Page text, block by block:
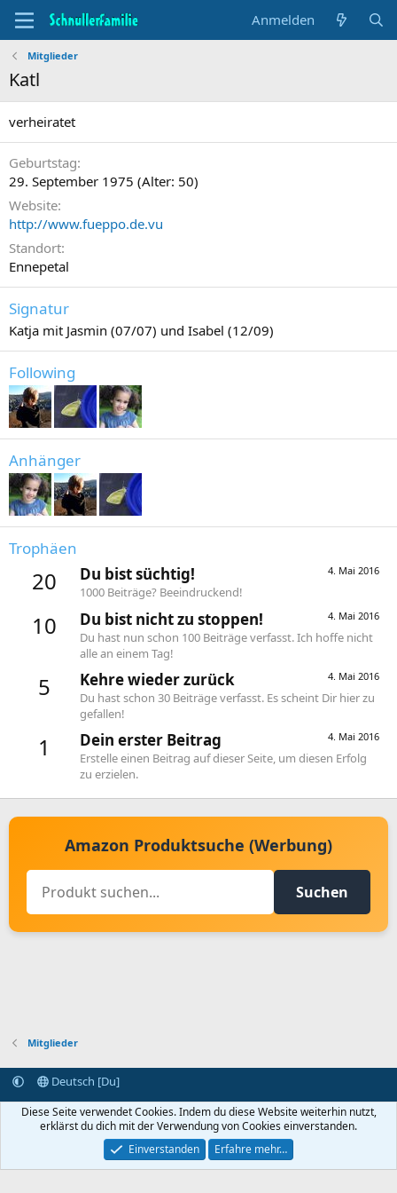
Anmelden
Mitglieder
Katl
verheiratet
Geburtstag
29. September 1975 (Alter: 50)
Website
http://www.fueppo.de.vu
Standort
Ennepetal
Signatur
Katja mit Jasmin (07/07) und Isabel (12/09)
Following
Anhänger
Trophäen
20 4. Mai 2016
Du bist süchtig!
1000 Beiträge? Beeindruckend!
10 4. Mai 2016
Du bist nicht zu stoppen!
Du hast nun schon 100 Beiträge verfasst. Ich hoffe nicht
alle an einem Tag!
5 4. Mai 2016
Kehre wieder zurück
Du hast schon 30 Beiträge verfasst. Es scheint Dir hier zu
gefallen!
1 4. Mai 2016
Dein erster Beitrag
Erstelle einen Beitrag auf dieser Seite, um diesen Erfolg
zu erzielen.
Amazon Produktsuche (Werbung)
Suchen
Mitglieder
Deutsch [Du]
Kontakt aufnehmen
Bedingungen und Regeln
Datenschutz
Startseite
R
S
Community platform by XenForo® © 2010-2024 XenForo Ltd.
Diese Seite verwendet Cookies. Indem du diese Website weiterhin nutzt,
erklärst du dich mit der Verwendung von Cookies einverstanden.
Einverstanden
Erfahre mehr…